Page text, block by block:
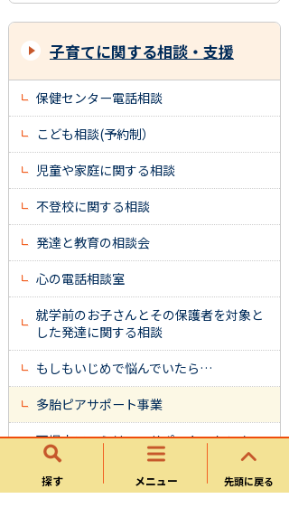
探す メニュー 先頭に戻る
子育てに関する相談・支援
保健センター電話相談
こども相談(予約制）
児童や家庭に関する相談
不登校に関する相談
発達と教育の相談会
心の電話相談室
就学前のお子さんとその保護者を対象と
した発達に関する相談
もしもいじめで悩んでいたら…
多胎ピアサポート事業
可児市ファミリー・サポート・センター